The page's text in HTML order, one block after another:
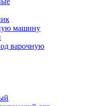
машину
варочную